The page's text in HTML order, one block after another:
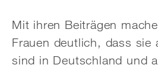
Mit ihren Beiträgen
Frauen deutlich, dass sie
sind in Deutschland und